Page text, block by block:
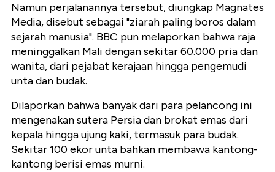
Namun perjalanannya tersebut, diungkap Magnates
Media, disebut sebagai "ziarah paling boros dalam
sejarah manusia". BBC pun melaporkan bahwa raja
meninggalkan Mali dengan sekitar 60.000 pria dan
wanita, dari pejabat kerajaan hingga pengemudi
unta dan budak.
Dilaporkan bahwa banyak dari para pelancong ini
mengenakan sutera Persia dan brokat emas dari
kepala hingga ujung kaki, termasuk para budak.
Sekitar 100 ekor unta bahkan membawa kantong-
kantong berisi emas murni.